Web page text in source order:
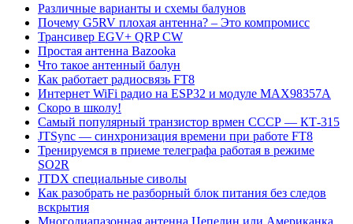
Различные варианты и схемы балунов
Почему G5RV плохая антенна? – Это компромисс
Трансивер EGV+ QRP CW
Простая антенна Bazooka
Что такое антенный балун
Как работает радиосвязь FT8
Интернет WiFi радио на ESP32 и модуле MAX98357A
Скоро в школу!
Самый популярный транзистор врмен СССР — КТ-315
JTSync — синхронизация времени при работе FT8
Тренируемся в приеме телеграфа работая в режиме
SO2R
JTDX специальные сиволы
Как разобрать не разборный блок питания без следов
вскрытия
Многодиапазонная антенна Цепелин или Американка